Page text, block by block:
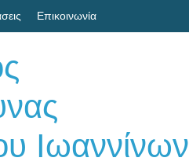
Επικοινωνία